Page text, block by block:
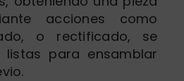
acciones como
o rectificado, se
listas para ensamblar